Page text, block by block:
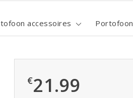
accessoires Portofoon
€21.99